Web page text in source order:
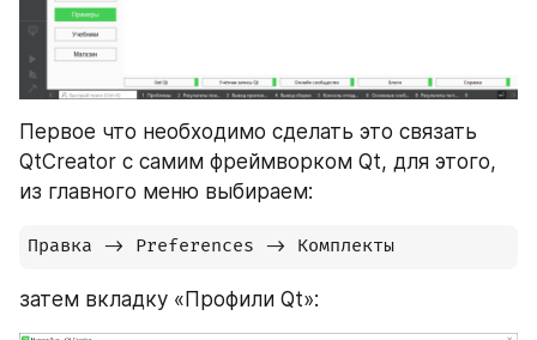
Первое что необходимо сделать это связать
QtCreator с самим фреймворком Qt, для этого,
из главного меню выбираем:
Правка -> Preferences -> Комплекты
затем вкладку «Профили Qt»: